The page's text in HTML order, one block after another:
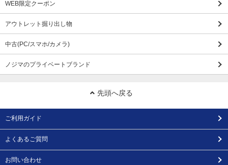
WEB限定クーポン
アウトレット掘り出し物
中古(PC/スマホ/カメラ)
ノジマのプライベートブランド
先頭へ戻る
ご利用ガイド
よくあるご質問
お問い合わせ